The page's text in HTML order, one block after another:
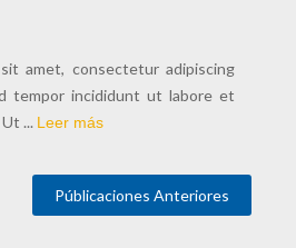
amet, consectetur adipiscing
tempor incididunt ut labore et
... Leer más
Públicaciones Anteriores